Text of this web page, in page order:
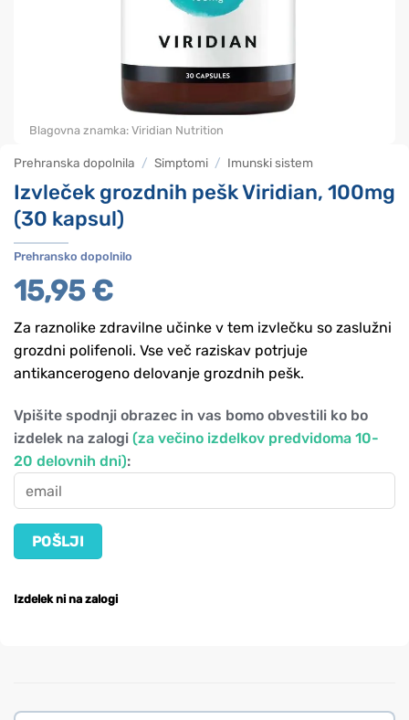
Prehranska dopolnila / Simptomi / Imunski sistem
Izvleček grozdnih pešk Viridian, 100mg
(30 kapsul)
Prehransko dopolnilo
15,95€
Za raznolike zdravilne učinke v tem izvlečku so zaslužni
grozdni polifenoli. Vse več raziskav potrjuje
antikancerogeno delovanje grozdnih pešk.
Vpišite spodnji obrazec in vas bomo obvestili ko bo
izdelek na zalogi (za večino izdelkov predvidoma 10-
20 delovnih dni):
Izdelek ni na zalogi
Blagovna znamka: Viridian Nutrition